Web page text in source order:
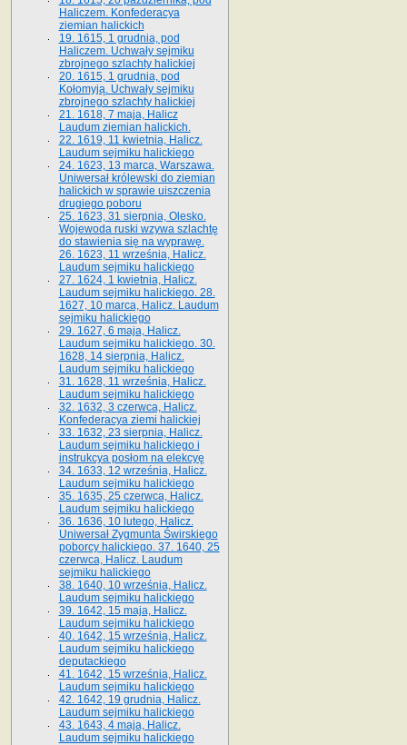
Haliczem. Konfederacya
ziemian halickich
19. 1615, 1 grudnia, pod
Haliczem. Uchwały sejmiku
zbrojnego szlachty halickiej
20. 1615, 1 grudnia, pod
Kołomyją. Uchwały sejmiku
zbrojnego szlachty halickiej
21. 1618, 7 maja, Halicz
Laudum ziemian halickich.
22. 1619, 11 kwietnia, Halicz.
Laudum sejmiku halickiego
24. 1623, 13 marca, Warszawa.
Uniwersał królewski do ziemian
halickich w sprawie uiszczenia
drugiego poboru
25. 1623, 31 sierpnia, Olesko.
Wojewoda ruski wzywa szlachtę
do stawienia się na wyprawę.
26. 1623, 11 września, Halicz.
Laudum sejmiku halickiego
27. 1624, 1 kwietnia, Halicz.
Laudum sejmiku halickiego. 28.
1627, 10 marca, Halicz. Laudum
sejmiku halickiego
29. 1627, 6 maja, Halicz.
Laudum sejmiku halickiego. 30.
1628, 14 sierpnia, Halicz.
Laudum sejmiku halickiego
31. 1628, 11 września, Halicz.
Laudum sejmiku halickiego
32. 1632, 3 czerwca, Halicz.
Konfederacya ziemi halickiej
33. 1632, 23 sierpnia, Halicz.
Laudum sejmiku halickiego i
instrukcya posłom na elekcyę
34. 1633, 12 września, Halicz.
Laudum sejmiku halickiego
35. 1635, 25 czerwca, Halicz.
Laudum sejmiku halickiego
36. 1636, 10 lutego, Halicz.
Uniwersał Zygmunta Świrskiego
poborcy halickiego. 37. 1640, 25
czerwca, Halicz. Laudum
sejmiku halickiego
38. 1640, 10 września, Halicz.
Laudum sejmiku halickiego
39. 1642, 15 maja, Halicz.
Laudum sejmiku halickiego
40. 1642, 15 września, Halicz.
Laudum sejmiku halickiego
deputackiego
41. 1642, 15 września, Halicz.
Laudum sejmiku halickiego
42. 1642, 19 grudnia, Halicz.
Laudum sejmiku halickiego
43. 1643, 4 maja, Halicz.
Laudum sejmiku halickiego